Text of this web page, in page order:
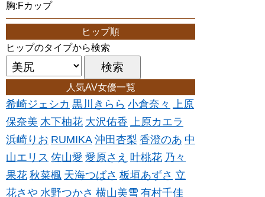
胸:Fカップ
ヒップ順
ヒップのタイプから検索
人気AV女優一覧
希崎ジェシカ 黒川きらら 小倉奈々 上原
保奈美 木下柚花 大沢佑香 上原カエラ
浜崎りお RUMIKA 沖田杏梨 香澄のあ 中
山エリス 佐山愛 愛原さえ 叶桃花 乃々
果花 秋菜楓 天海つばさ 板垣あずさ 立
花さや 水野つかさ 横山美雪 有村千佳